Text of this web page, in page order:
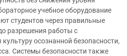
учебное оборудование
студентов через правильные
разрешения работы с
осознанной безопасности,
Системы безопасности также